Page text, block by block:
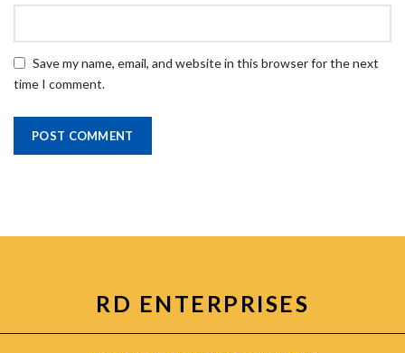
Save my name, email, and website in this browser for the next
time I comment.
RD ENTERPRISES